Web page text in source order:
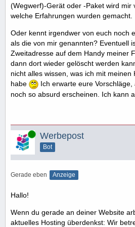
(Wegwerf)-Gerät oder -Paket wird mir
welche Erfahrungen wurden gemacht.
Oder kennt irgendwer von euch noch
als die von mir genannten? Eventuell
Zweitadresse auf dem Handy meiner
dann dort wieder gelöscht werden
nicht alles wissen, was ich mit meinen
habe
Ich erwarte eure
noch so absurd erscheinen. Ich kann
Online Werbepost
Bot
Gerade eben Anzeige
Hallo!
Wenn du gerade an deiner Website
aktuelles Hosting überdenkst: Wir